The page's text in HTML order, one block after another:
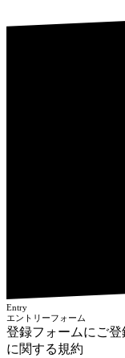
Entry
エントリーフォーム
登録フォームにご
に関する規約